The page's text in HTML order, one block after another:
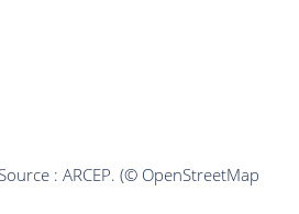
: ARCEP. (© OpenStreetMap